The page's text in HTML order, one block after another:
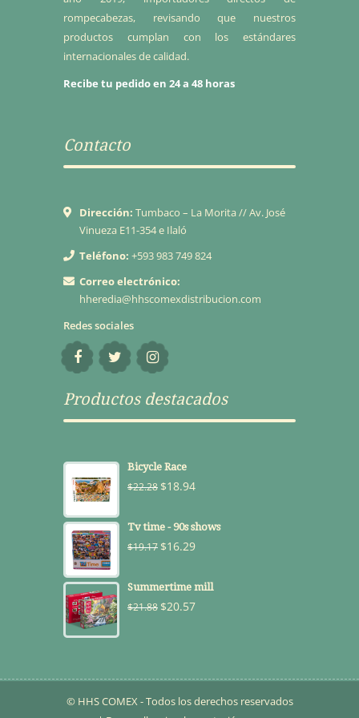
rompecabezas, revisando que nuestros
productos cumplan con los estándares
internacionales de calidad.
Recibe tu pedido en 24 a 48 horas
Contacto
Dirección: Tumbaco – La Morita // Av. José
Vinueza E11-354 e Ilaló
Teléfono: +593 983 749 824
Correo electrónico:
hheredia@hhscomexdistribucion.com
Redes sociales
Productos destacados
Bicycle Race
$22.28 $18.94
Tv time - 90s shows
$19.17 $16.29
Summertime mill
$21.88 $20.57
© HHS COMEX - Todos los derechos reservados